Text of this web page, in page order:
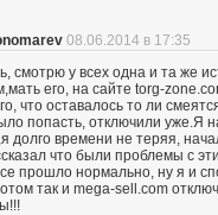
08.06.2014 в 17:35
смотрю у всех одна и та же
его, на сайте torg-
что оставалось то ли
попасть, отключили уже.Я
долго времени не теряя,
что были проблемы с
прошло нормально, ну я и
так и mega-sell.com